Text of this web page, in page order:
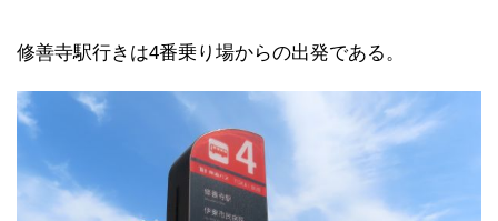
修善寺駅行きは4番乗り場からの出発である。